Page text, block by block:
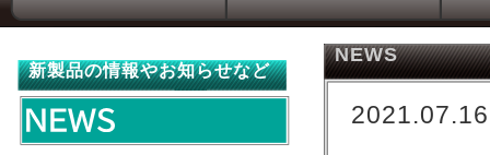
NEWS
2021.07.16
新製品の情報やお知らせなど